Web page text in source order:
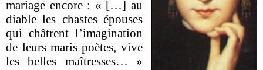
mariage encore : « […] au
diable les chastes épouses
qui châtrent l’imagination
de leurs maris poètes, vive
les belles maîtresses… »